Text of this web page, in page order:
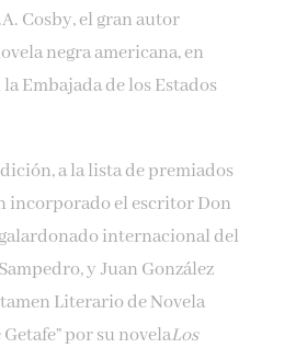
Cosby, el gran autor
negra americana, en
Embajada de los Estados
a la lista de premiados
incorporado el escritor Don
internacional del
y Juan González
Literario de Novela
por su novelaLos